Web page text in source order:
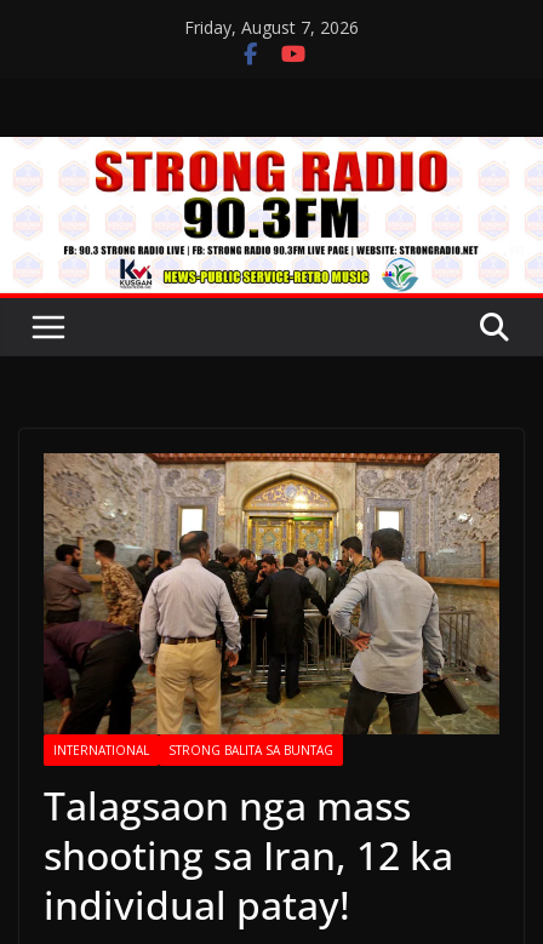
Friday, August 7, 2026
INTERNATIONAL STRONG BALITA SA BUNTAG
Talagsaon nga mass
shooting sa Iran, 12 ka
individual patay!